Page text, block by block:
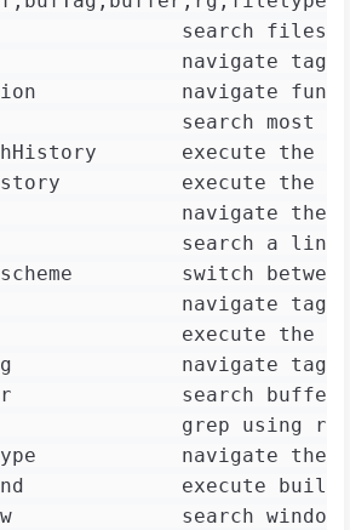
search files
navigate tags
navigate
search most
execute the
execute the
navigate the
search a line
switch
navigate tags
execute the
navigate tags
search buffers
grep using rg
navigate the
execute
search